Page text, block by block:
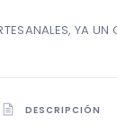
YA UN
DESCRIPCIÓN